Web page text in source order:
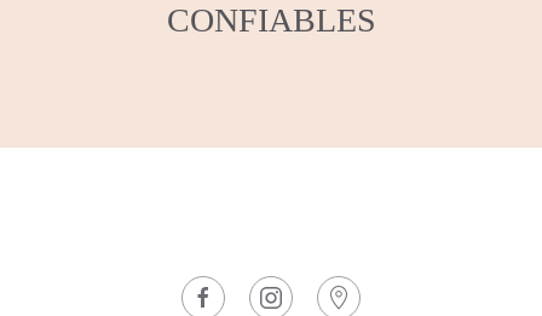
CONFIABLES